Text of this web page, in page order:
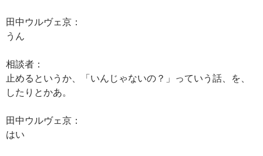
田中ウルヴェ京：
うん
相談者：
止めるというか、「いんじゃないの？」っていう話、を、
したりとかあ。
田中ウルヴェ京：
はい